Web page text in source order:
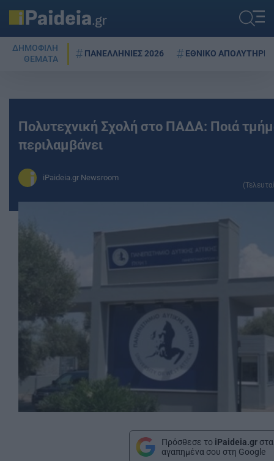
ΔΗΜΟΦΙΛΗ
ΘΕΜΑΤΑ
ΠΑΝΕΛΛΗΝΙΕΣ 2026 ΕΘΝΙΚΟ ΑΠΟΛΥΤΗΡΙΟ
Πολυτεχνική Σχολή στο ΠΑΔΑ: Ποιά
περιλαμβάνει
iPaideia.gr Newsroom
Πρόσθεσε το iPaideia.gr στα
αγαπημένα σου στη Google